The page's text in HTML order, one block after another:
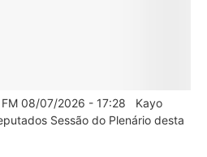
FM 08/07/2026 - 17:28 Kayo
Sessão do Plenário desta